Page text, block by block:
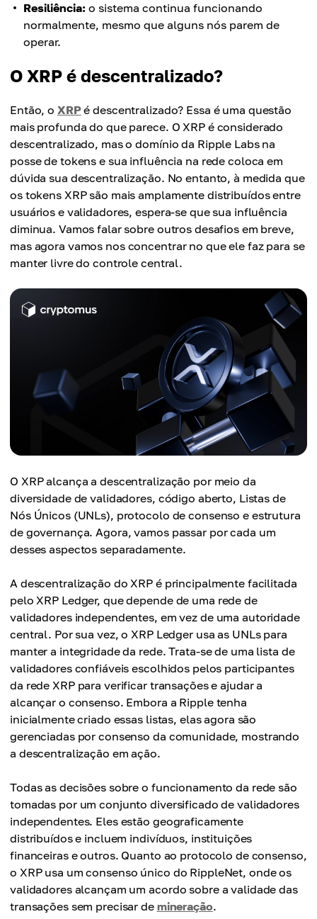
Resiliência: o sistema continua funcionando
normalmente, mesmo que alguns nós parem de
operar.
O XRP é descentralizado?
Então, o XRPé descentralizado? Essa é uma questão
mais profunda do que parece. O XRP é considerado
descentralizado, mas o domínio da Ripple Labs na
posse de tokens e sua influência na rede coloca em
dúvida sua descentralização. No entanto, à medida que
os tokens XRP são mais amplamente distribuídos entre
usuários e validadores, espera-se que sua influência
diminua. Vamos falar sobre outros desafios em breve,
mas agora vamos nos concentrar no que ele faz para se
manter livre do controle central.
O XRP alcança a descentralização por meio da
diversidade de validadores, código aberto, Listas de
Nós Únicos (UNLs), protocolo de consenso e estrutura
de governança. Agora, vamos passar por cada um
desses aspectos separadamente.
A descentralização do XRP é principalmente facilitada
pelo XRP Ledger, que depende de uma rede de
validadores independentes, em vez de uma autoridade
central. Por sua vez, o XRP Ledger usa as UNLs para
manter a integridade da rede. Trata-se de uma lista de
validadores confiáveis escolhidos pelos participantes
da rede XRP para verificar transações e ajudar a
alcançar o consenso. Embora a Ripple tenha
inicialmente criado essas listas, elas agora são
gerenciadas por consenso da comunidade, mostrando
a descentralização em ação.
Todas as decisões sobre o funcionamento da rede são
tomadas por um conjunto diversificado de validadores
independentes. Eles estão geograficamente
distribuídos e incluem indivíduos, instituições
financeiras e outros. Quanto ao protocolo de consenso,
o XRP usa um consenso único do RippleNet, onde os
validadores alcançam um acordo sobre a validade das
transações sem precisar de mineração.